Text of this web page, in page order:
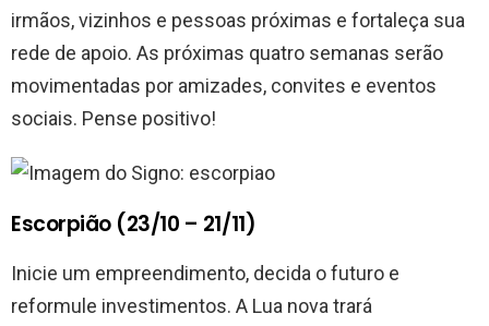
irmãos, vizinhos e pessoas próximas e fortaleça sua
rede de apoio. As próximas quatro semanas serão
movimentadas por amizades, convites e eventos
sociais. Pense positivo!
Escorpião (23/10 – 21/11)
Inicie um empreendimento, decida o futuro e
reformule investimentos. A Lua nova trará